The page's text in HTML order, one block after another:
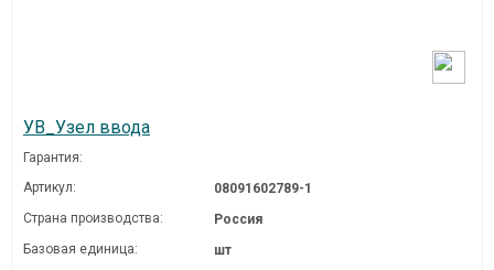
УВ_Узел ввода
Гарантия:
Артикул:
08091602789-1
Страна производства:
Россия
Базовая единица:
шт